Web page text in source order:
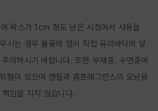
왁스가 1cm 정도 남은 시점에서 사용을
시는 경우 불꽃의 열이 직접 유리바닥에 닿
의하시기 바랍니다. 또한 부재중, 수면중에
험이 있으며 캔들과 홈프래그런스의 오남용
임을 지지 않습니다.